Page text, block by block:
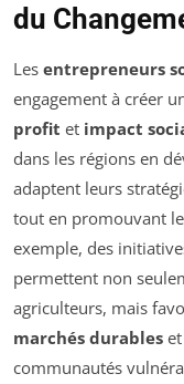
du
Les entrepreneurs
engagement à créer
profit et impact
dans les régions en
adaptent leurs
tout en promouvant le
exemple, des
permettent non
agriculteurs, mais
marchés durables
communautés